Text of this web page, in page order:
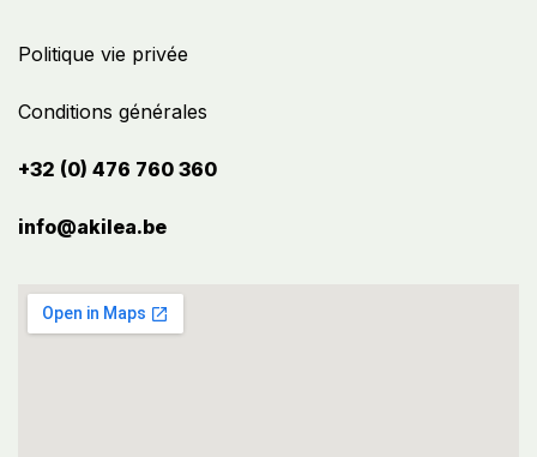
Politique vie privée
Conditions générales
+32 (0) 476 760 360
info@akilea.be​